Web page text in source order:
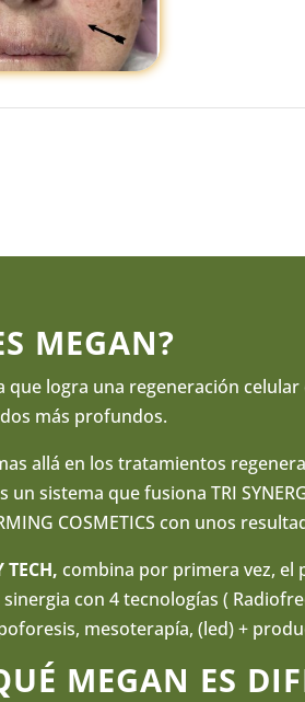
MEGAN?
que logra una regeneración
más profundos.
allá en los tratamientos
un sistema que fusiona TRI
COSMETICS con unos
TECH, combina por primera vez, el
con 4 tecnologías (
mesoterapía, (led) +
MEGAN ES